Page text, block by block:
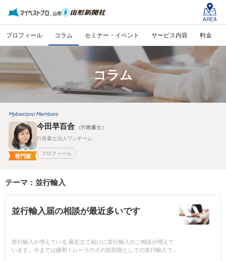
AREA
プロフィール コラム セミナー・イベント サービス内容 料金
コラム
Mybestpro Members
専門家
今田早百合
（行政書士）
行政書士法人ワンチーム
プロフィール
テーマ：並行輸入
並行輸入届の相談が最近多いです
並行輸入が増えている 最近立て続けに並行輸入のご相談が増えて
います。今までは緩和トレーラのその前段階としての並行輸入でし